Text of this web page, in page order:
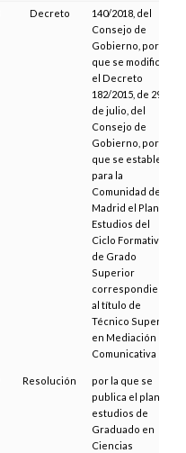
Decreto
140/2018, del
Consejo de
Gobierno, por el
que se modifica
el Decreto
182/2015, de 29
de julio, del
Consejo de
Gobierno, por el
que se establece
para la
Comunidad de
Madrid el Plan de
Estudios del
Ciclo Formativo
de Grado
Superior
correspondiente
al título de
Técnico Superior
en Mediación
Comunicativa
Resolución
por la que se
publica el plan de
estudios de
Graduado en
Ciencias